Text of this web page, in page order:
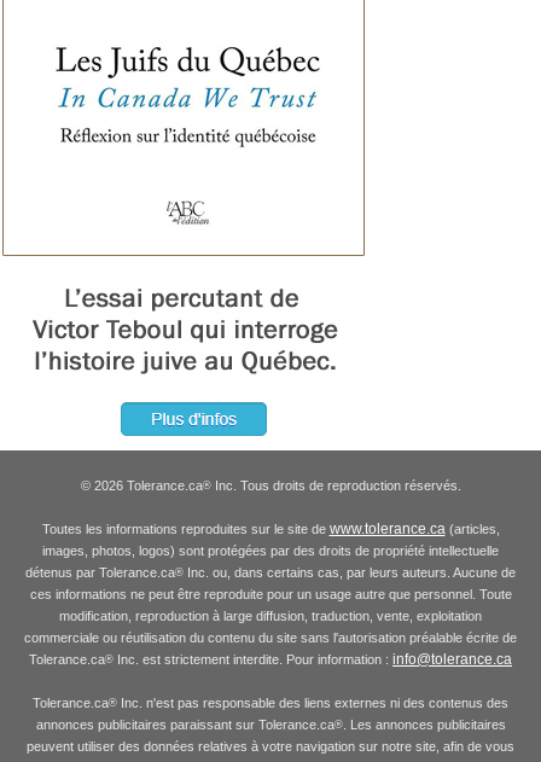
© 2026 Tolerance.ca®Inc. Tous droits de reproduction réservés.
Toutes les informations reproduites sur le site de www.tolerance.ca(articles,
images, photos, logos) sont protégées par des droits de propriété intellectuelle
détenus par Tolerance.ca® Inc. ou, dans certains cas, par leurs auteurs. Aucune de
ces informations ne peut être reproduite pour un usage autre que personnel. Toute
modification, reproduction à large diffusion, traduction, vente, exploitation
commerciale ou réutilisation du contenu du site sans l'autorisation préalable écrite de
Tolerance.ca® Inc. est strictement interdite. Pour information : info@tolerance.ca
Tolerance.ca® Inc. n'est pas responsable des liens externes ni des contenus des
annonces publicitaires paraissant sur Tolerance.ca®. Les annonces publicitaires
peuvent utiliser des données relatives à votre navigation sur notre site, afin de vous